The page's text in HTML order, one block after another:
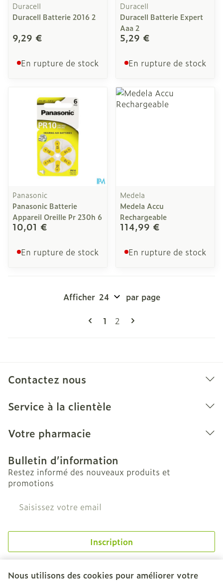
Nous utilisons des cookies pour améliorer votre
Duracell
Duracell Batterie 2016 2
9,29 €
En rupture de stock
Duracell
Duracell Batterie Expert
Aaa 2
5,29 €
En rupture de stock
Panasonic
Panasonic Batterie
Appareil Oreille Pr 230h 6
10,01 €
En rupture de stock
Medela
Medela Accu
Rechargeable
114,99 €
En rupture de stock
Pages
Vous lisez actuellement la
1 Page
2
Afficher par page
Contactez nous
Service à la clientèle
Votre pharmacie
Bulletin d’information
Restez informé des nouveaux produits et
promotions
Adresse mail
Inscription
En cliquant sur s'abonner, vous vous abonnez à notre
newsletter et acceptez notrepolitique de confidentialité